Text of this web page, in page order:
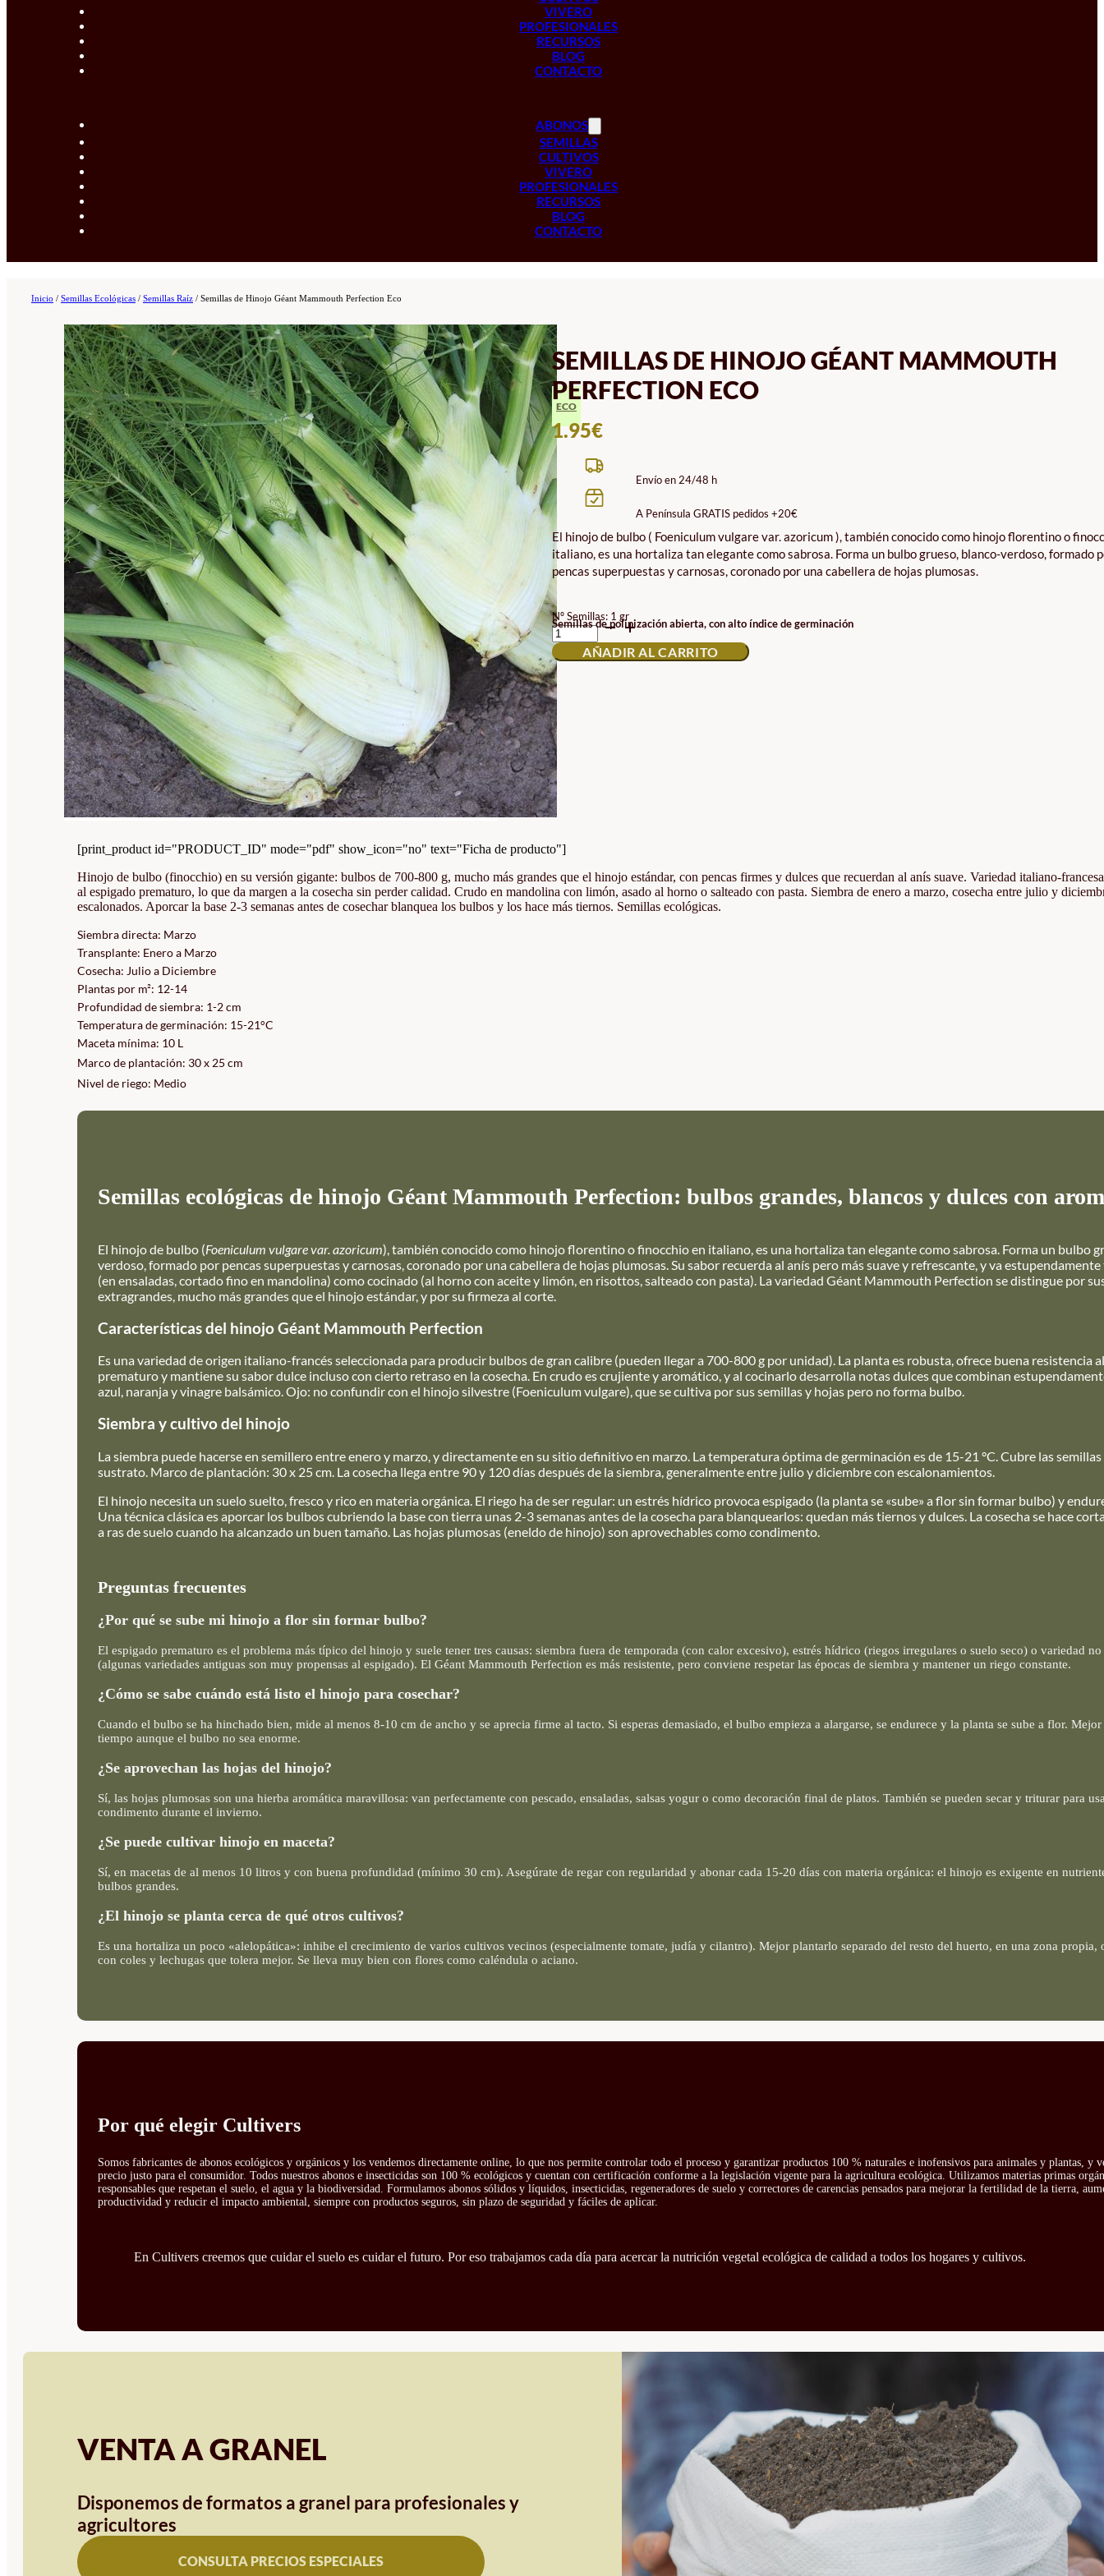
VIVERO
PROFESIONALES
RECURSOS
BLOG
CONTACTO
ABONOS
SEMILLAS
CULTIVOS
VIVERO
PROFESIONALES
RECURSOS
BLOG
CONTACTO
Inicio / Semillas Ecológicas / Semillas Raíz / Semillas de Hinojo Géant Mammouth Perfection Eco
SEMILLAS DE HINOJO GÉANT MAMMOUTH
PERFECTION ECO
ECO
1.95€
Envío en 24/48 h
A Península GRATIS pedidos +20€
El hinojo de bulbo ( Foeniculum vulgare var. azoricum ), también conocido como hinojo florentino o
italiano, es una hortaliza tan elegante como sabrosa. Forma un bulbo grueso, blanco-verdoso, formado
pencas superpuestas y carnosas, coronado por una cabellera de hojas plumosas.
Nº Semillas: 1 gr
Semillas de polinización abierta, con alto índice de germinación
SEMILLAS
DE
HINOJO
GÉANT
MAMMOUTH
PERFECTION
ECO
CANTIDAD
AÑADIR AL CARRITO
[print_product id="PRODUCT_ID" mode="pdf" show_icon="no" text="Ficha de producto"]
Hinojo de bulbo (finocchio) en su versión gigante: bulbos de 700-800 g, mucho más grandes que el hinojo estándar, con pencas firmes y dulces que recuerdan al anís suave. Variedad italiano-
al espigado prematuro, lo que da margen a la cosecha sin perder calidad. Crudo en mandolina con limón, asado al horno o salteado con pasta. Siembra de enero a marzo, cosecha entre julio y
escalonados. Aporcar la base 2-3 semanas antes de cosechar blanquea los bulbos y los hace más tiernos. Semillas ecológicas.
Siembra directa: Marzo
Transplante: Enero a Marzo
Cosecha: Julio a Diciembre
Plantas por m²: 12-14
Profundidad de siembra: 1-2 cm
Temperatura de germinación: 15-21°C
Maceta mínima: 10 L
Marco de plantación: 30 x 25 cm
Nivel de riego: Medio
Semillas ecológicas de hinojo Géant Mammouth Perfection: bulbos grandes, blancos y dulces con
El hinojo de bulbo (Foeniculum vulgare var. azoricum), también conocido como hinojo florentino o finocchio en italiano, es una hortaliza tan elegante como sabrosa. Forma un bulbo
verdoso, formado por pencas superpuestas y carnosas, coronado por una cabellera de hojas plumosas. Su sabor recuerda al anís pero más suave y refrescante, y va
(en ensaladas, cortado fino en mandolina) como cocinado (al horno con aceite y limón, en risottos, salteado con pasta). La variedad Géant Mammouth Perfection se distingue por
extragrandes, mucho más grandes que el hinojo estándar, y por su firmeza al corte.
Características del hinojo Géant Mammouth Perfection
Es una variedad de origen italiano-francés seleccionada para producir bulbos de gran calibre (pueden llegar a 700-800 g por unidad). La planta es robusta, ofrece buena resistencia
prematuro y mantiene su sabor dulce incluso con cierto retraso en la cosecha. En crudo es crujiente y aromático, y al cocinarlo desarrolla notas dulces que combinan
azul, naranja y vinagre balsámico. Ojo: no confundir con el hinojo silvestre (Foeniculum vulgare), que se cultiva por sus semillas y hojas pero no forma bulbo.
Siembra y cultivo del hinojo
La siembra puede hacerse en semillero entre enero y marzo, y directamente en su sitio definitivo en marzo. La temperatura óptima de germinación es de 15-21 °C. Cubre las
sustrato. Marco de plantación: 30 x 25 cm. La cosecha llega entre 90 y 120 días después de la siembra, generalmente entre julio y diciembre con escalonamientos.
El hinojo necesita un suelo suelto, fresco y rico en materia orgánica. El riego ha de ser regular: un estrés hídrico provoca espigado (la planta se «sube» a flor sin formar bulbo) y
Una técnica clásica es aporcar los bulbos cubriendo la base con tierra unas 2-3 semanas antes de la cosecha para blanquearlos: quedan más tiernos y dulces. La cosecha se hace
a ras de suelo cuando ha alcanzado un buen tamaño. Las hojas plumosas (eneldo de hinojo) son aprovechables como condimento.
Preguntas frecuentes
¿Por qué se sube mi hinojo a flor sin formar bulbo?
El espigado prematuro es el problema más típico del hinojo y suele tener tres causas: siembra fuera de temporada (con calor excesivo), estrés hídrico (riegos irregulares o suelo seco) o variedad no
(algunas variedades antiguas son muy propensas al espigado). El Géant Mammouth Perfection es más resistente, pero conviene respetar las épocas de siembra y mantener un riego constante.
¿Cómo se sabe cuándo está listo el hinojo para cosechar?
Cuando el bulbo se ha hinchado bien, mide al menos 8-10 cm de ancho y se aprecia firme al tacto. Si esperas demasiado, el bulbo empieza a alargarse, se endurece y la planta se sube a flor. Mejor
tiempo aunque el bulbo no sea enorme.
¿Se aprovechan las hojas del hinojo?
Sí, las hojas plumosas son una hierba aromática maravillosa: van perfectamente con pescado, ensaladas, salsas yogur o como decoración final de platos. También se pueden secar y triturar para
condimento durante el invierno.
¿Se puede cultivar hinojo en maceta?
Sí, en macetas de al menos 10 litros y con buena profundidad (mínimo 30 cm). Asegúrate de regar con regularidad y abonar cada 15-20 días con materia orgánica: el hinojo es exigente en
bulbos grandes.
¿El hinojo se planta cerca de qué otros cultivos?
Es una hortaliza un poco «alelopática»: inhibe el crecimiento de varios cultivos vecinos (especialmente tomate, judía y cilantro). Mejor plantarlo separado del resto del huerto, en una zona propia,
con coles y lechugas que tolera mejor. Se lleva muy bien con flores como caléndula o aciano.
Por qué elegir Cultivers
Somos fabricantes de abonos ecológicos y orgánicos y los vendemos directamente online, lo que nos permite controlar todo el proceso y garantizar productos 100 % naturales e inofensivos para animales y plantas, y
precio justo para el consumidor. Todos nuestros abonos e insecticidas son 100 % ecológicos y cuentan con certificación conforme a la legislación vigente para la agricultura ecológica. Utilizamos materias primas
responsables que respetan el suelo, el agua y la biodiversidad. Formulamos abonos sólidos y líquidos, insecticidas, regeneradores de suelo y correctores de carencias pensados para mejorar la fertilidad de la tierra,
productividad y reducir el impacto ambiental, siempre con productos seguros, sin plazo de seguridad y fáciles de aplicar.
En Cultivers creemos que cuidar el suelo es cuidar el futuro. Por eso trabajamos cada día para acercar la nutrición vegetal ecológica de calidad a todos los hogares y cultivos.
VENTA A GRANEL
Disponemos de formatos a granel para profesionales y
agricultores
CONSULTA PRECIOS ESPECIALES